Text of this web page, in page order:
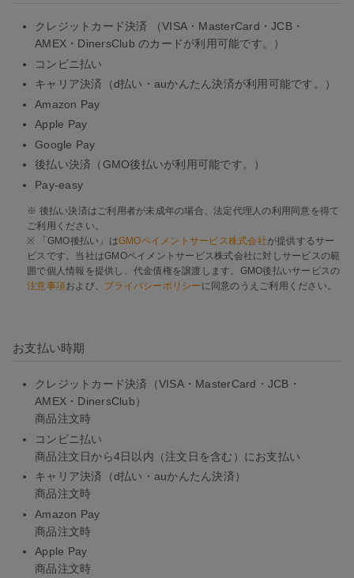
クレジットカード決済 （VISA・MasterCard・JCB・
AMEX・DinersClub のカードが利用可能です。）
コンビニ払い
キャリア決済（d払い・auかんたん決済が利用可能です。）
Amazon Pay
Apple Pay
Google Pay
後払い決済（GMO後払いが利用可能です。）
Pay-easy
※ 後払い決済はご利用者が未成年の場合、法定代理人の利用同意を得て
ご利用ください。
※ 「GMO後払い」はGMOペイメントサービス株式会社が提供するサー
ビスです。当社はGMOペイメントサービス株式会社に対しサービスの範
囲で個人情報を提供し、代金債権を譲渡します。GMO後払いサービスの
注意事項および、 プライバシーポリシー に同意のうえご利用ください。
お支払い時期
クレジットカード決済（VISA・MasterCard・JCB・
AMEX・DinersClub）
商品注文時
コンビニ払い
商品注文日から4日以内（注文日を含む）にお支払い
キャリア決済（d払い・auかんたん決済）
商品注文時
Amazon Pay
商品注文時
Apple Pay
商品注文時